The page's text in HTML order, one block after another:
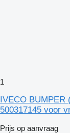
1
IVECO BUMPER
500317145 voor
Prijs op aanvraag